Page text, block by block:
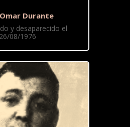
Durante
y desaparecido el
26/08/1976